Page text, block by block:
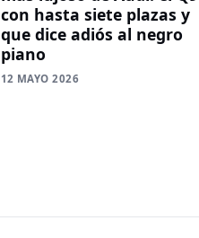
con hasta siete plazas y
que dice adiós al negro
piano
12 MAYO 2026